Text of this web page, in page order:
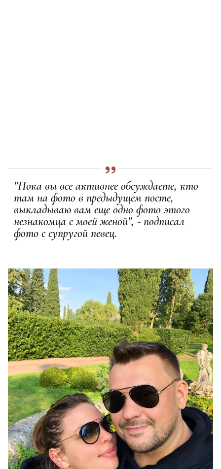
"Пока вы все активнее обсуждаете, кто
там на фото в предыдущем посте,
выкладываю вам еще одно фото этого
незнакомца с моей женой", - подписал
фото с супругой певец.